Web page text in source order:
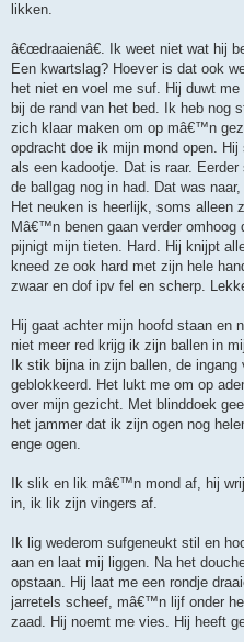
likken.
â€œdraaienâ€. Ik weet niet wat hij
Een kwartslag? Hoever is dat ook
het niet en voel me suf. Hij duwt
bij de rand van het bed. Ik heb nog
zich klaar maken om op mâ€™n
opdracht doe ik mijn mond open.
als een kadootje. Dat is raar.
de ballgag nog in had. Dat was
Het neuken is heerlijk, soms alleen
Mâ€™n benen gaan verder
pijnigt mijn tieten. Hard. Hij knijpt
kneed ze ook hard met zijn hele
zwaar en dof ipv fel en scherp.
Hij gaat achter mijn hoofd staan
niet meer red krijg ik zijn ballen in
Ik stik bijna in zijn ballen, de
geblokkeerd. Het lukt me om op
over mijn gezicht. Met blinddoek
het jammer dat ik zijn ogen nog
enge ogen.
Ik slik en lik mâ€™n mond af, hij
in, ik lik zijn vingers af.
Ik lig wederom sufgeneukt stil en
aan en laat mij liggen. Na het
opstaan. Hij laat me een rondje
jarretels scheef, mâ€™n lijf onder
zaad. Hij noemt me vies. Hij heeft